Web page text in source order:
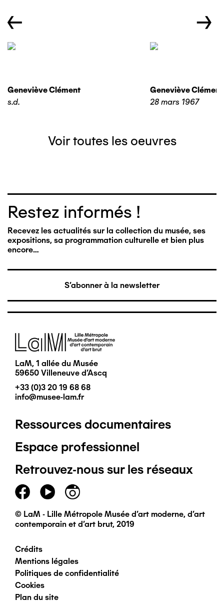
← →
Geneviève Clément
s.d.
Geneviève Clément
28 mars 1967
Voir toutes les oeuvres
Restez informés !
Recevez les actualités sur la collection du musée, ses
expositions, sa programmation culturelle et bien plus
encore…
S'abonner à la newsletter
Image
LaM, 1 allée du Musée
59650 Villeneuve d'Ascq
+33 (0)3 20 19 68 68
info@musee-lam.fr
Pied
de
page
principal
Ressources documentaires
Espace professionnel
Retrouvez-nous sur les réseaux
© LaM - Lille Métropole Musée d'art moderne, d'art
contemporain et d'art brut, 2019
Pied
de
Crédits
Mentions légales
Politiques de confidentialité
Cookies
Plan du site